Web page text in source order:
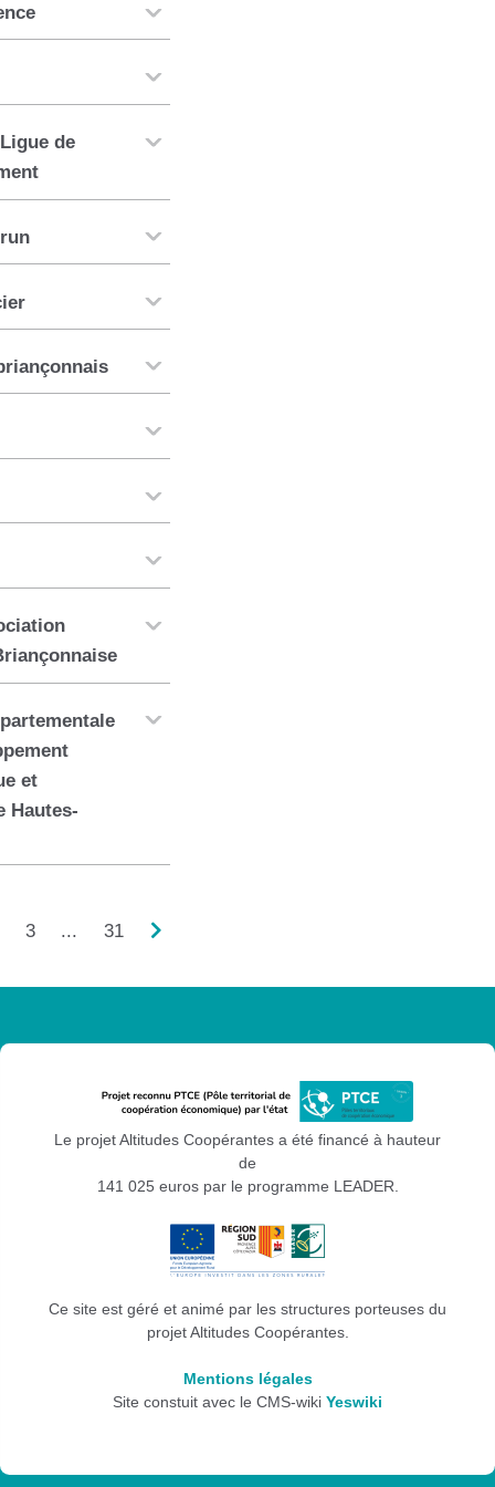
de
et
Hautes-
3 ... 31
Le projet Altitudes Coopérantes a été financé à hauteur
de
141 025 euros par le programme LEADER.
Ce site est géré et animé par les structures porteuses du
projet Altitudes Coopérantes.
Mentions légales
Site constuit avec le CMS-wiki Yeswiki